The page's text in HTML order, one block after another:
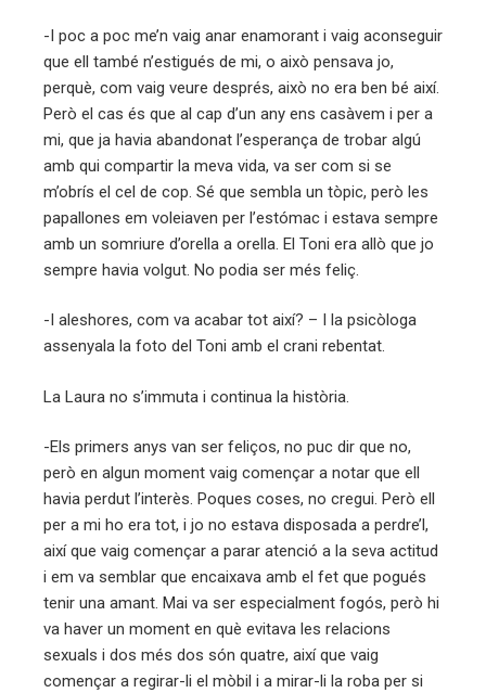
-I poc a poc me’n vaig anar enamorant i vaig aconseguir
que ell també n’estigués de mi, o això pensava jo,
perquè, com vaig veure després, això no era ben bé així.
Però el cas és que al cap d’un any ens casàvem i per a
mi, que ja havia abandonat l’esperança de trobar algú
amb qui compartir la meva vida, va ser com si se
m’obrís el cel de cop. Sé que sembla un tòpic, però les
papallones em voleiaven per l’estómac i estava sempre
amb un somriure d’orella a orella. El Toni era allò que jo
sempre havia volgut. No podia ser més feliç.
-I aleshores, com va acabar tot així? – I la psicòloga
assenyala la foto del Toni amb el crani rebentat.
La Laura no s’immuta i continua la història.
-Els primers anys van ser feliços, no puc dir que no,
però en algun moment vaig començar a notar que ell
havia perdut l’interès. Poques coses, no cregui. Però ell
per a mi ho era tot, i jo no estava disposada a perdre’l,
així que vaig començar a parar atenció a la seva actitud
i em va semblar que encaixava amb el fet que pogués
tenir una amant. Mai va ser especialment fogós, però hi
va haver un moment en què evitava les relacions
sexuals i dos més dos són quatre, així que vaig
començar a regirar-li el mòbil i a mirar-li la roba per si